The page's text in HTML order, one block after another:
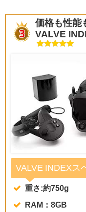
価格も性能
VALVE
VALVE INDEXス
重さ:約750g
RAM：8GB